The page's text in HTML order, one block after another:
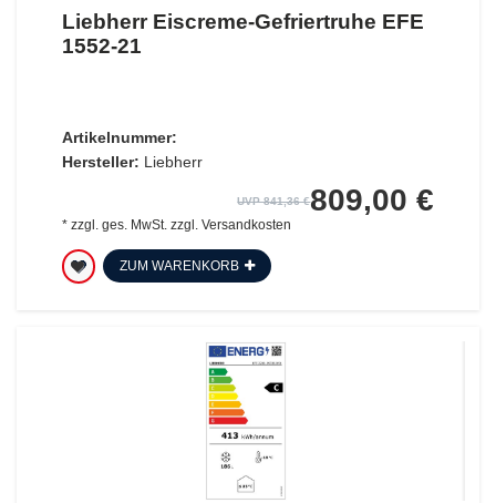
Liebherr Eiscreme-Gefriertruhe EFE
1552-21
Artikelnummer:
Hersteller: Liebherr
UVP 841,36 €809,00 €
* zzgl. ges. MwSt. zzgl. Versandkosten
ZUM WARENKORB